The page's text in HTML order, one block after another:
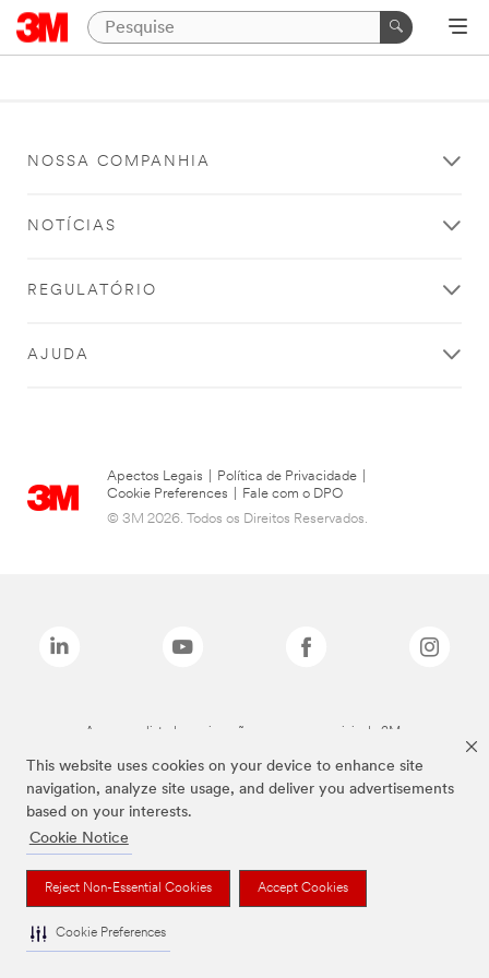
This website uses cookies on your device to enhance site
navigation, analyze site usage, and deliver you advertisements
based on your interests.
Cookie Notice
Reject Non-Essential Cookies Accept Cookies
Cookie Preferences
NOSSA COMPANHIA
NOTÍCIAS
REGULATÓRIO
AJUDA
Apectos Legais Política de Privacidade
Cookie Preferences
Fale com o DPO
© 3M 2026. Todos os Direitos Reservados.
As marcas listadas a cima são marcas comerciais da 3M.